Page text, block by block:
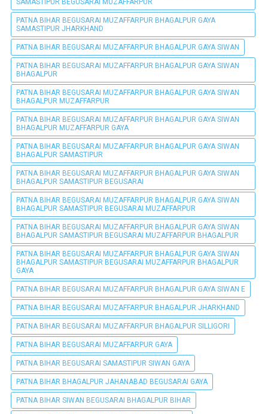
SAMASTIPUR BEGUSARAI MUZAFFARPUR
PATNA BIHAR BEGUSARAI MUZAFFARPUR BHAGALPUR GAYA
SAMASTIPUR JHARKHAND
PATNA BIHAR BEGUSARAI MUZAFFARPUR BHAGALPUR GAYA SIWAN
PATNA BIHAR BEGUSARAI MUZAFFARPUR BHAGALPUR GAYA SIWAN
BHAGALPUR
PATNA BIHAR BEGUSARAI MUZAFFARPUR BHAGALPUR GAYA SIWAN
BHAGALPUR MUZAFFARPUR
PATNA BIHAR BEGUSARAI MUZAFFARPUR BHAGALPUR GAYA SIWAN
BHAGALPUR MUZAFFARPUR GAYA
PATNA BIHAR BEGUSARAI MUZAFFARPUR BHAGALPUR GAYA SIWAN
BHAGALPUR SAMASTIPUR
PATNA BIHAR BEGUSARAI MUZAFFARPUR BHAGALPUR GAYA SIWAN
BHAGALPUR SAMASTIPUR BEGUSARAI
PATNA BIHAR BEGUSARAI MUZAFFARPUR BHAGALPUR GAYA SIWAN
BHAGALPUR SAMASTIPUR BEGUSARAI MUZAFFARPUR
PATNA BIHAR BEGUSARAI MUZAFFARPUR BHAGALPUR GAYA SIWAN
BHAGALPUR SAMASTIPUR BEGUSARAI MUZAFFARPUR BHAGALPUR
PATNA BIHAR BEGUSARAI MUZAFFARPUR BHAGALPUR GAYA SIWAN
BHAGALPUR SAMASTIPUR BEGUSARAI MUZAFFARPUR BHAGALPUR
GAYA
PATNA BIHAR BEGUSARAI MUZAFFARPUR BHAGALPUR GAYA SIWAN E
PATNA BIHAR BEGUSARAI MUZAFFARPUR BHAGALPUR JHARKHAND
PATNA BIHAR BEGUSARAI MUZAFFARPUR BHAGALPUR SILLIGORI
PATNA BIHAR BEGUSARAI MUZAFFARPUR GAYA
PATNA BIHAR BEGUSARAI SAMASTIPUR SIWAN GAYA
PATNA BIHAR BHAGALPUR JAHANABAD BEGUSARAI GAYA
PATNA BIHAR SIWAN BEGUSARAI BHAGALPUR BIHAR